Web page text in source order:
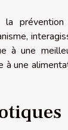
à une
une